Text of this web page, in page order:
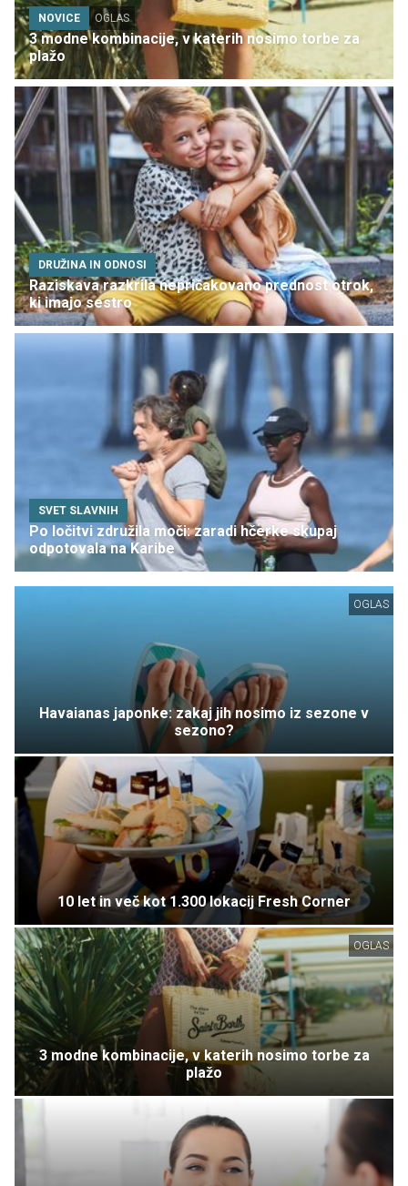
NOVICE OGLAS
3 modne kombinacije, v katerih nosimo torbe za
plažo
DRUŽINA IN ODNOSI
Raziskava razkrila nepričakovano prednost otrok,
ki imajo sestro
SVET SLAVNIH
Po ločitvi združila moči: zaradi hčerke skupaj
odpotovala na Karibe
OGLAS
Havaianas japonke: zakaj jih nosimo iz sezone v
sezono?
10 let in več kot 1.300 lokacij Fresh Corner
OGLAS
3 modne kombinacije, v katerih nosimo torbe za
plažo